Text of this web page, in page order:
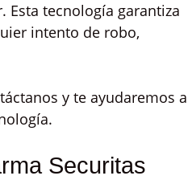
Esta tecnología garantiza
intento de robo,
y te ayudaremos a
Securitas